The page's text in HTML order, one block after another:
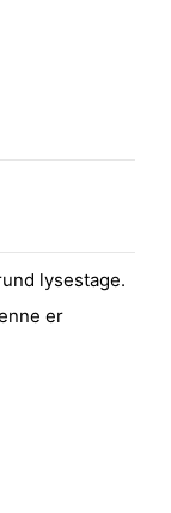
lysestage.
er